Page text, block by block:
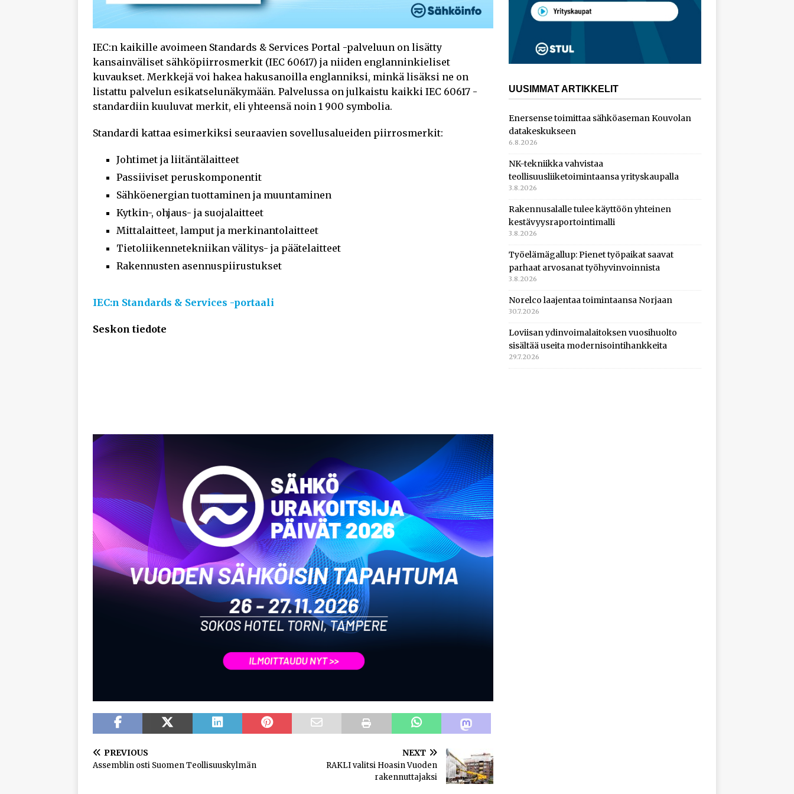
IEC:n kaikille avoimeen Standards & Services Portal -palveluun on lisätty
kansainväliset sähköpiirrosmerkit (IEC 60617) ja niiden englanninkieliset
kuvaukset. Merkkejä voi hakea hakusanoilla englanniksi, minkä lisäksi ne on
listattu palvelun esikatselunäkymään. Palvelussa on julkaistu kaikki IEC 60617 -
standardiin kuuluvat merkit, eli yhteensä noin 1 900 symbolia.
Standardi kattaa esimerkiksi seuraavien sovellusalueiden piirrosmerkit:
Johtimet ja liitäntälaitteet
Passiiviset peruskomponentit
Sähköenergian tuottaminen ja muuntaminen
Kytkin-, ohjaus- ja suojalaitteet
Mittalaitteet, lamput ja merkinantolaitteet
Tietoliikennetekniikan välitys- ja päätelaitteet
Rakennusten asennuspiirustukset
IEC:n Standards & Services -portaali
Seskon tiedote
PREVIOUS
Assemblin osti Suomen Teollisuuskylmän
NEXT
RAKLI valitsi Hoasin Vuoden
rakennuttajaksi
UUSIMMAT ARTIKKELIT
Enersense toimittaa sähköaseman Kouvolan
datakeskukseen
6.8.2026
NK-tekniikka vahvistaa
teollisuusliiketoimintaansa yrityskaupalla
3.8.2026
Rakennusalalle tulee käyttöön yhteinen
kestävyysraportointimalli
3.8.2026
Työelämägallup: Pienet työpaikat saavat
parhaat arvosanat työhyvinvoinnista
3.8.2026
Norelco laajentaa toimintaansa Norjaan
30.7.2026
Loviisan ydinvoimalaitoksen vuosihuolto
sisältää useita modernisointihankkeita
29.7.2026